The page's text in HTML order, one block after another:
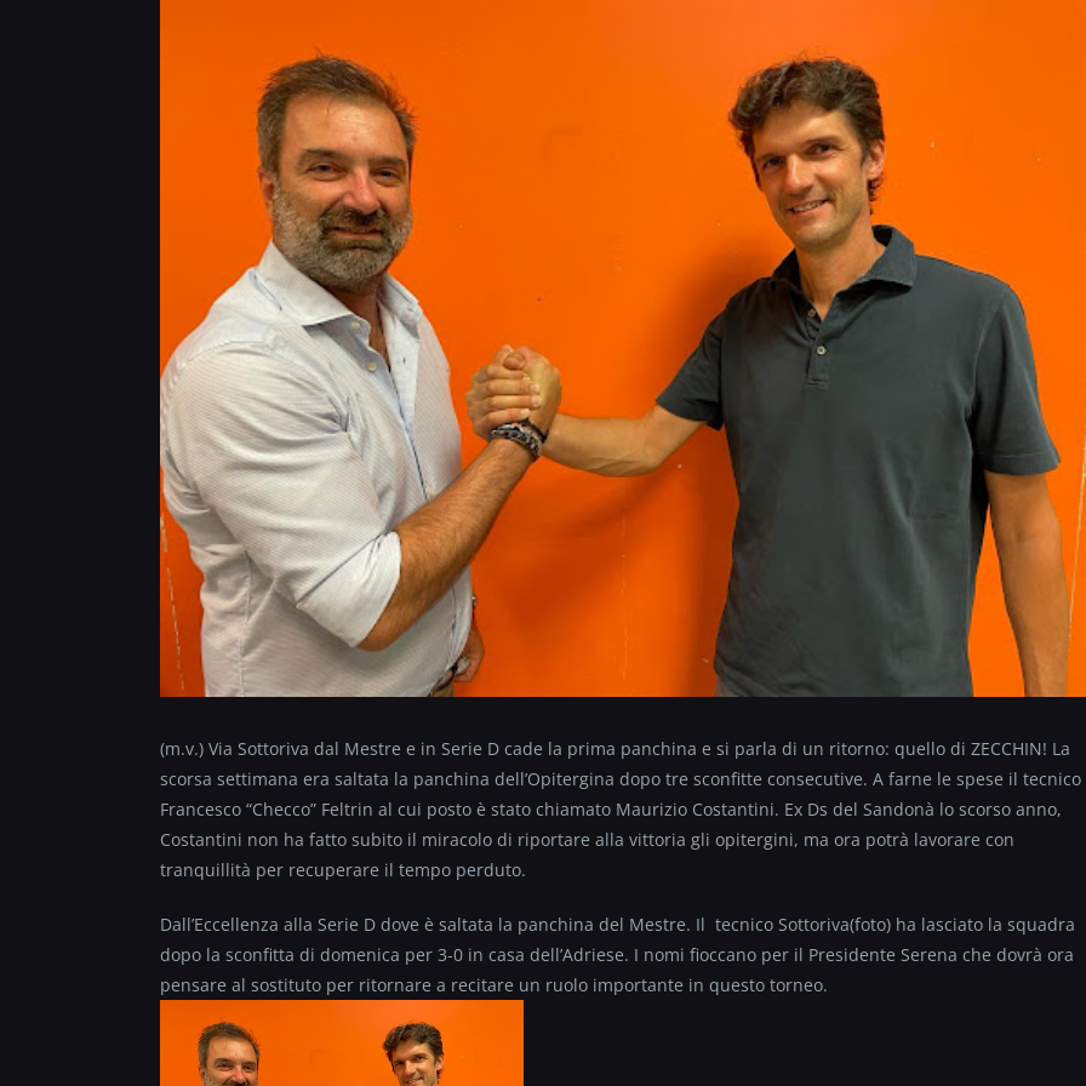
(m.v.) Via Sottoriva dal Mestre e in Serie D cade la prima panchina e si parla di un ritorno: quello di ZECCHIN! La
scorsa settimana era saltata la panchina dell’Opitergina dopo tre sconfitte consecutive. A farne le spese il tecnico
Francesco “Checco” Feltrin al cui posto è stato chiamato Maurizio Costantini. Ex Ds del Sandonà lo scorso anno,
Costantini non ha fatto subito il miracolo di riportare alla vittoria gli opitergini, ma ora potrà lavorare con
tranquillità per recuperare il tempo perduto.
Dall’Eccellenza alla Serie D dove è saltata la panchina del Mestre. Il tecnico Sottoriva(foto) ha lasciato la squadra
dopo la sconfitta di domenica per 3-0 in casa dell’Adriese. I nomi fioccano per il Presidente Serena che dovrà ora
pensare al sostituto per ritornare a recitare un ruolo importante in questo torneo.